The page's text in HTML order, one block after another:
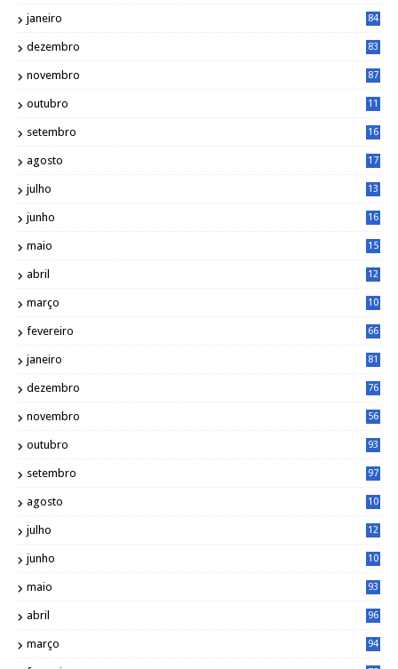
janeiro 84
dezembro 83
novembro 87
outubro
11
setembro
16
agosto
17
julho
13
junho
16
maio
15
abril
12
março
10
fevereiro 66
janeiro 81
dezembro 76
novembro 56
outubro 93
setembro 97
agosto
10
julho
12
junho
10
maio 93
abril 96
março 94